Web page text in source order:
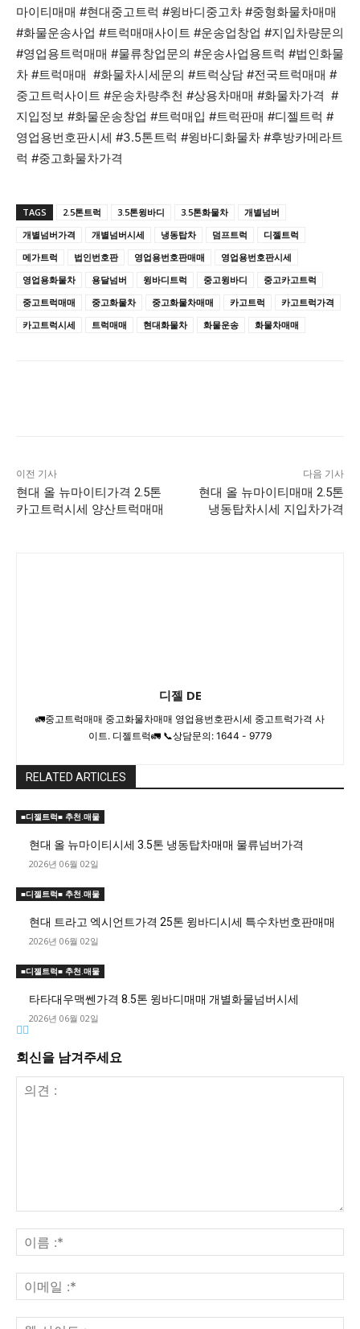
마이티매매 #현대중고트럭 #윙바디중고차 #중형화물차매매
#화물운송사업 #트럭매매사이트 #운송업창업 #지입차량문의
#영업용트럭매매 #물류창업문의 #운송사업용트럭 #법인화물
차 #트럭매매 #화물차시세문의 #트럭상담 #전국트럭매매 #
중고트럭사이트 #운송차량추천 #상용차매매 #화물차가격 #
지입정보 #화물운송창업 #트럭매입 #트럭판매 #디젤트럭 #
영업용번호판시세 #3.5톤트럭 #윙바디화물차 #후방카메라트
럭 #중고화물차가격
TAGS 2.5톤트럭 3.5톤윙바디 3.5톤화물차
개별넘버
개별넘버가격
개별넘버시세 냉동탑차 덤프트럭
디젤트럭
메가트럭
법인번호판 영업용번호판매매
영업용번호판시세
영업용화물차
용달넘버 윙바디트럭 중고윙바디
중고카고트럭
중고트럭매매
중고화물차 중고화물차매매 카고트럭
카고트럭가격
카고트럭시세
트럭매매 현대화물차 화물운송 화물차매매
이전 기사
현대 올 뉴마이티가격 2.5톤
카고트럭시세 양산트럭매매
다음 기사
현대 올 뉴마이티매매 2.5톤
냉동탑차시세 지입차가격
디젤 DE
🚛중고트럭매매 중고화물차매매 영업용번호판시세 중고트럭가격 사
이트. 디젤트럭🚛 📞상담문의: 1644 - 9779
RELATED ARTICLES
■디젤트럭■ 추천.매물
현대 올 뉴마이티시세 3.5톤 냉동탑차매매 물류넘버가격
2026년 06월 02일
■디젤트럭■ 추천.매물
현대 트라고 엑시언트가격 25톤 윙바디시세 특수차번호판매매
2026년 06월 02일
■디젤트럭■ 추천.매물
타타대우맥쎈가격 8.5톤 윙바디매매 개별화물넘버시세
2026년 06월 02일
회신을 남겨주세요
견
:
름
:*
메
일